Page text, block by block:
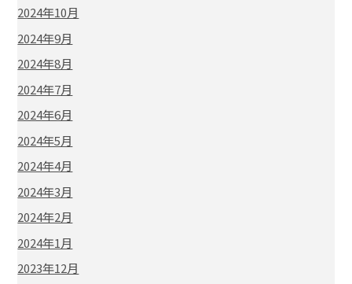
2024年10月
2024年9月
2024年8月
2024年7月
2024年6月
2024年5月
2024年4月
2024年3月
2024年2月
2024年1月
2023年12月